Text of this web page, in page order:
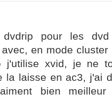
dvdrip pour les
en mode
j'utilise xvid, je ne
la laisse en ac3, j'ai
bien